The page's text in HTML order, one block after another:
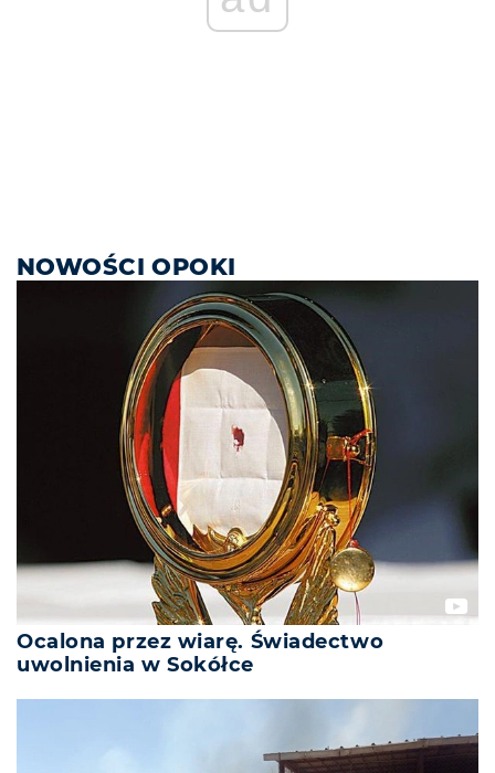
NOWOŚCI OPOKI
Ocalona przez wiarę. Świadectwo
uwolnienia w Sokółce